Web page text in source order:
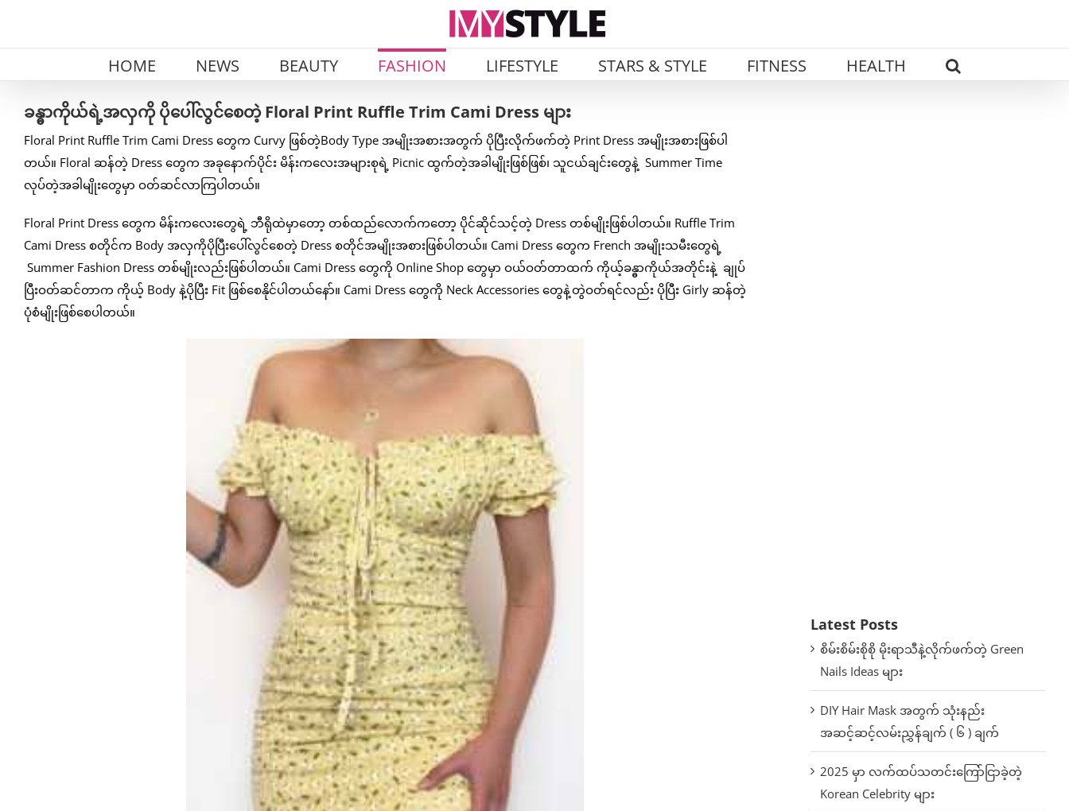
HOME NEWS BEAUTY FASHION LIFESTYLE STARS & STYLE FITNESS HEALTH
ခန္ဓာကိုယ်ရဲ့အလှကို ပိုပေါ်လွင်စေတဲ့ Floral Print Ruffle Trim Cami Dress များ
Floral Print Ruffle Trim Cami Dress တွေက Curvy ဖြစ်တဲ့Body Type အမျိုးအစားအတွက် ပိုပြီးလိုက်ဖက်တဲ့ Print Dress အမျိုးအစားဖြစ်ပါ
တယ်။ Floral ဆန်တဲ့ Dress တွေက အခုနောက်ပိုင်း မိန်းကလေးအများစုရဲ့ Picnic ထွက်တဲ့အခါမျိုးဖြစ်ဖြစ်၊ သူငယ်ချင်းတွေနဲ့ Summer Time
လုပ်တဲ့အခါမျိုးတွေမှာ ဝတ်ဆင်လာကြပါတယ်။
Floral Print Dress တွေက မိန်းကလေးတွေရဲ့ ဘီရိုထဲမှာတော့ တစ်ထည်လောက်ကတော့ ပိုင်ဆိုင်သင့်တဲ့ Dress တစ်မျိုးဖြစ်ပါတယ်။ Ruffle Trim
Cami Dress စတိုင်က Body အလှကိုပိုပြီးပေါ်လွင်စေတဲ့ Dress စတိုင်အမျိုးအစားဖြစ်ပါတယ်။ Cami Dress တွေက French အမျိုးသမီးတွေရဲ့
Summer Fashion Dress တစ်မျိုးလည်းဖြစ်ပါတယ်။ Cami Dress တွေကို Online Shop တွေမှာ ဝယ်ဝတ်တာထက် ကိုယ့်ခန္ဓာကိုယ်အတိုင်းနဲ့ ချုပ်
ပြီးဝတ်ဆင်တာက ကိုယ့် Body နဲ့ပိုပြီး Fit ဖြစ်စေနိုင်ပါတယ်နော်။ Cami Dress တွေကို Neck Accessories တွေနဲ့တွဲဝတ်ရင်လည်း ပိုပြီး Girly ဆန်တဲ့
ပုံစံမျိုးဖြစ်စေပါတယ်။
Latest Posts
စိမ်းစိမ်းစိုစို မိုးရာသီနဲ့လိုက်ဖက်တဲ့ Green
Nails Ideas များ
DIY Hair Mask အတွက် သုံးနည်း
အဆင့်ဆင့်လမ်းညွှန်ချက် ( ၆ ) ချက်
2025 မှာ လက်ထပ်သတင်းကြော်ငြာခဲ့တဲ့
Korean Celebrity များ